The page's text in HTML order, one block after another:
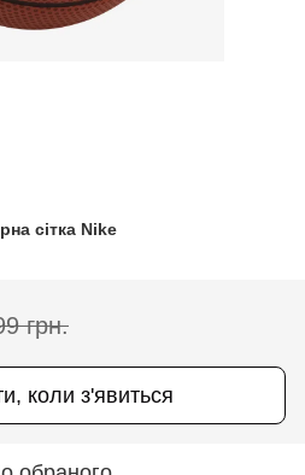
сітка Nike
грн.
коли з'явиться